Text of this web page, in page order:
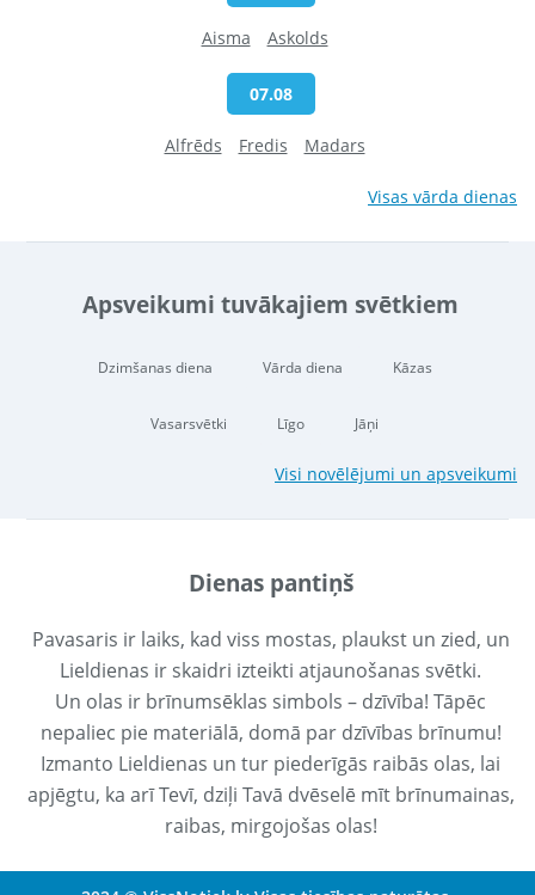
Aisma Askolds
07.08
Alfrēds Fredis Madars
Visas vārda dienas
Apsveikumi tuvākajiem svētkiem
Dzimšanas diena Vārda diena Kāzas
Vasarsvētki Līgo Jāņi
Visi novēlējumi un apsveikumi
Dienas pantiņš
Pavasaris ir laiks, kad viss mostas, plaukst un zied, un
Lieldienas ir skaidri izteikti atjaunošanas svētki.
Un olas ir brīnumsēklas simbols – dzīvība! Tāpēc
nepaliec pie materiālā, domā par dzīvības brīnumu!
Izmanto Lieldienas un tur piederīgās raibās olas, lai
apjēgtu, ka arī Tevī, dziļi Tavā dvēselē mīt brīnumainas,
raibas, mirgojošas olas!